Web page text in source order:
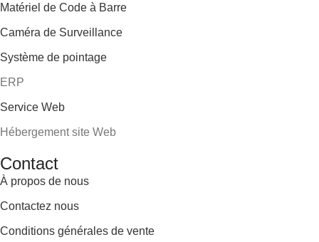
Matériel de Code à Barre
Caméra de Surveillance
Système de pointage
ERP
Service Web
Hébergement site Web
Contact
À propos de nous
Contactez nous
Conditions générales de vente